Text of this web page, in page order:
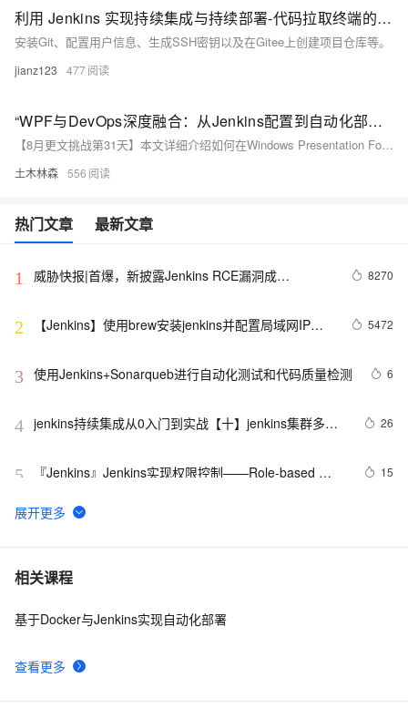
利用 Jenkins 实现持续集成与持续部署-代码拉取终端的配置
安装Git、配置用户信息、生成SSH密钥以及在Gitee上创建项目仓库等。
jianz123 477
“WPF与DevOps深度融合：从Jenkins配置到自动化部署全流程解析，助你实现持续集成与持续交付的无缝衔接”
【8月更文挑战第31天】本文详细介绍如何在Windows Presentation Foundation（WPF）项目中应用DevOps实践，实现自动化部署与持续集成。通过具体代码示例和步骤指导，介绍选择Jenkins作为CI/CD工具，结合Git进行源码管理，配置构建任务、触发器、环境、构建步骤、测试及部署等环节，显著提升开发效率和代码质量。
土木林森 556
热门文章 最新文章
1
威胁快报|首爆，新披露Jenkins RCE漏洞成
8270
2
【Jenkins】使用brew安装jenkins并配置局域网IP访
5472
3 使用Jenkins+Sonarqueb进行自动化测试和代码质量检测 6
4 jenkins持续集成从0入门到实战【十】jenkins集群多节
26
5
『Jenkins』Jenkins实现权限控制——Role-based
15
6 Helm部署和体验jenkins
7 Jenkins自动构建 CI/CD流水线学习笔记（从入门到入
8 Jenkins Pipeline 流水线方式部署 SpringBoot 项目2
9 【DevOps】（五）Jenkins构建给企业微信推送消息
相关课程
查看更多
基于Docker与Jenkins实现自动化部署